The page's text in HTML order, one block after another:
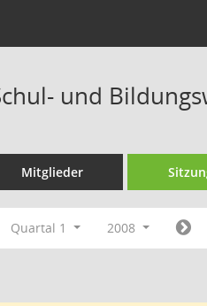
und
Mitglieder
Quartal 1 2008